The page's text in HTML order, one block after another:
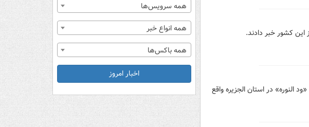
کشور خبر دادند.
در استان الجزیره واقع
همه سرویس‌ها
همه انواع خبر
همه باکس‌ها
اخبار امروز